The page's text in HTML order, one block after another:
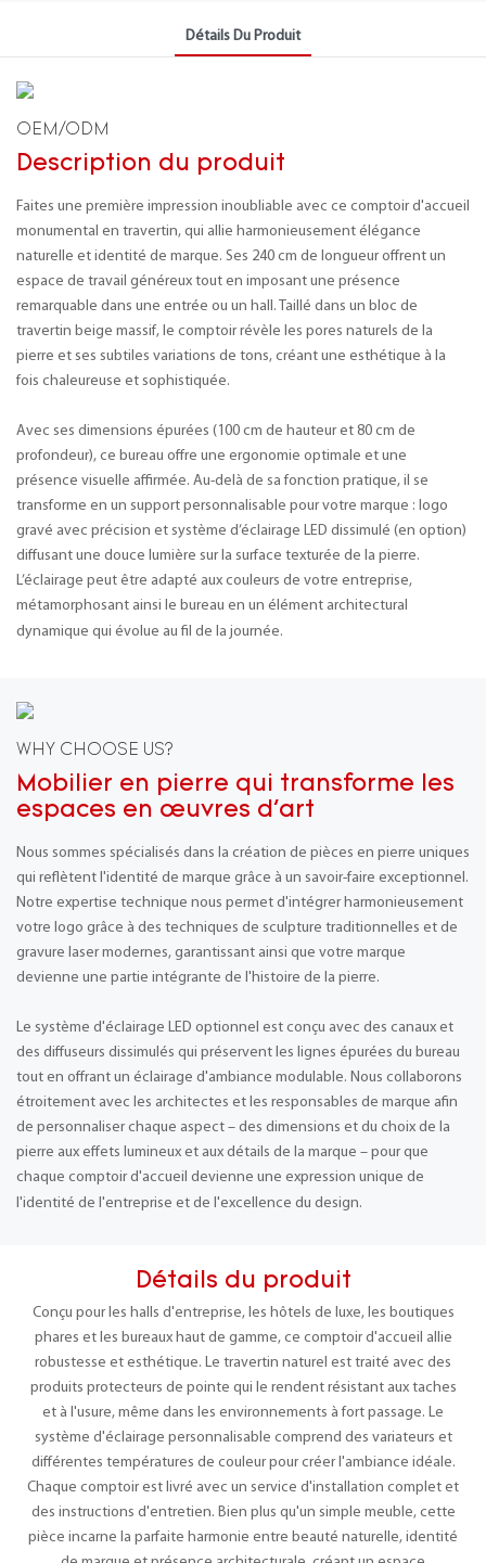
Détails Du Produit
OEM/ODM
Description du produit
Faites une première impression inoubliable avec ce comptoir d'accueil
monumental en travertin, qui allie harmonieusement élégance
naturelle et identité de marque. Ses 240 cm de longueur offrent un
espace de travail généreux tout en imposant une présence
remarquable dans une entrée ou un hall. Taillé dans un bloc de
travertin beige massif, le comptoir révèle les pores naturels de la
pierre et ses subtiles variations de tons, créant une esthétique à la
fois chaleureuse et sophistiquée.
Avec ses dimensions épurées (100 cm de hauteur et 80 cm de
profondeur), ce bureau offre une ergonomie optimale et une
présence visuelle affirmée. Au-delà de sa fonction pratique, il se
transforme en un support personnalisable pour votre marque : logo
gravé avec précision et système d’éclairage LED dissimulé (en option)
diffusant une douce lumière sur la surface texturée de la pierre.
L’éclairage peut être adapté aux couleurs de votre entreprise,
métamorphosant ainsi le bureau en un élément architectural
dynamique qui évolue au fil de la journée.
WHY CHOOSE US?
Mobilier en pierre qui transforme les
espaces en œuvres d'art
Nous sommes spécialisés dans la création de pièces en pierre uniques
qui reflètent l'identité de marque grâce à un savoir-faire exceptionnel.
Notre expertise technique nous permet d'intégrer harmonieusement
votre logo grâce à des techniques de sculpture traditionnelles et de
gravure laser modernes, garantissant ainsi que votre marque
devienne une partie intégrante de l'histoire de la pierre.
Le système d'éclairage LED optionnel est conçu avec des canaux et
des diffuseurs dissimulés qui préservent les lignes épurées du bureau
tout en offrant un éclairage d'ambiance modulable. Nous collaborons
étroitement avec les architectes et les responsables de marque afin
de personnaliser chaque aspect – des dimensions et du choix de la
pierre aux effets lumineux et aux détails de la marque – pour que
chaque comptoir d'accueil devienne une expression unique de
l'identité de l'entreprise et de l'excellence du design.
Détails du produit
Conçu pour les halls d'entreprise, les hôtels de luxe, les boutiques
phares et les bureaux haut de gamme, ce comptoir d'accueil allie
robustesse et esthétique. Le travertin naturel est traité avec des
produits protecteurs de pointe qui le rendent résistant aux taches
et à l'usure, même dans les environnements à fort passage. Le
système d'éclairage personnalisable comprend des variateurs et
différentes températures de couleur pour créer l'ambiance idéale.
Chaque comptoir est livré avec un service d'installation complet et
des instructions d'entretien. Bien plus qu'un simple meuble, cette
pièce incarne la parfaite harmonie entre beauté naturelle, identité